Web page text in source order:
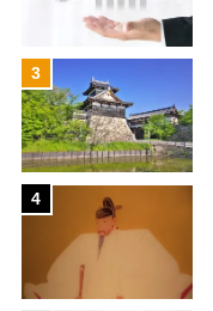
3
4